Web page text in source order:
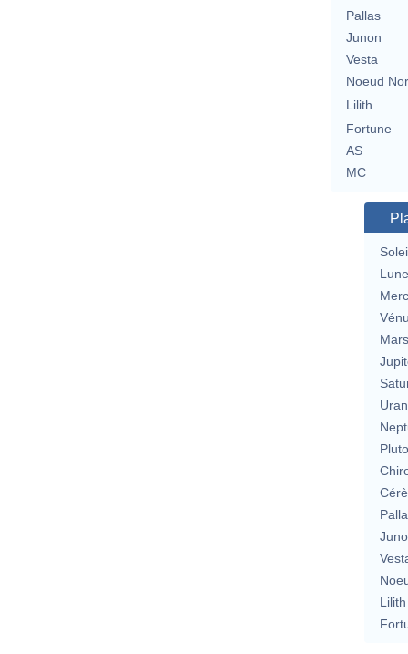
Pallas
Junon
Vesta
Noeud
Lilith
Fortune
AS
MC
Lune
Mars
Lilith